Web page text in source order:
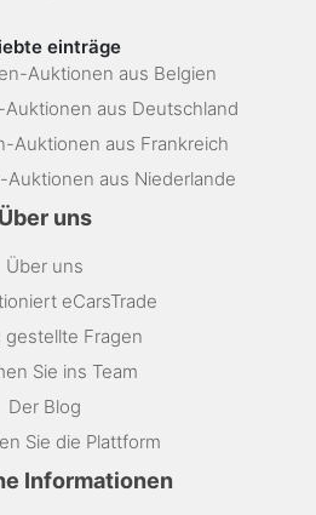
einträge
Auktionen aus Belgien
aus Deutschland
Auktionen aus Frankreich
aus Niederlande
Über uns
Über uns
eCarsTrade
gestellte Fragen
Sie ins Team
Der Blog
Sie die Plattform
Informationen